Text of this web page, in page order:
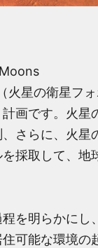
火星の衛星フ
画です。火星
さらに、火星
採取して、地
を明らかにし
可能な環境の